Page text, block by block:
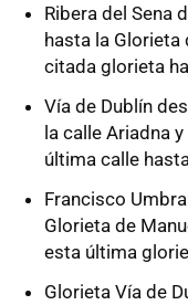
Ribera del Sena
hasta la Glorieta
citada glorieta
Vía de Dublín
la calle Ariadna
última calle
Francisco
Glorieta de
esta última
Glorieta Vía de